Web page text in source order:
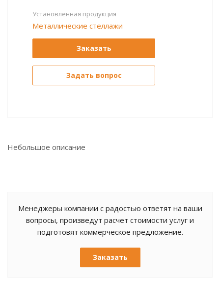
Установленная продукция
Металлические стеллажи
Заказать
Задать вопрос
Небольшое описание
Менеджеры компании с радостью ответят на ваши
вопросы, произведут расчет стоимости услуг и
подготовят коммерческое предложение.
Заказать